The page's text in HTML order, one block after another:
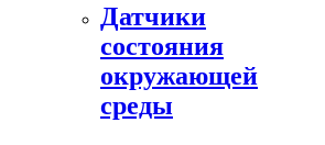
Датчики
состояния
окружающей
среды